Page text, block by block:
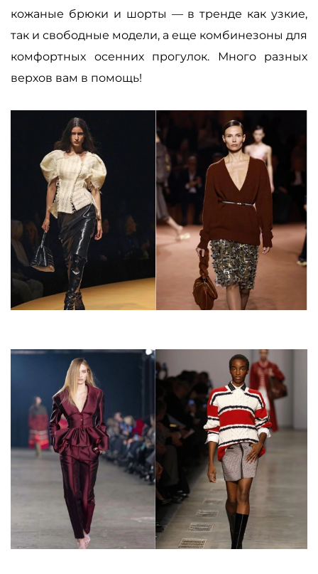
кожаные брюки и шорты —в тренде как узкие,
так и свободные модели, а еще комбинезоны для
комфортных осенних прогулок. Много разных
верхов вам в помощь!